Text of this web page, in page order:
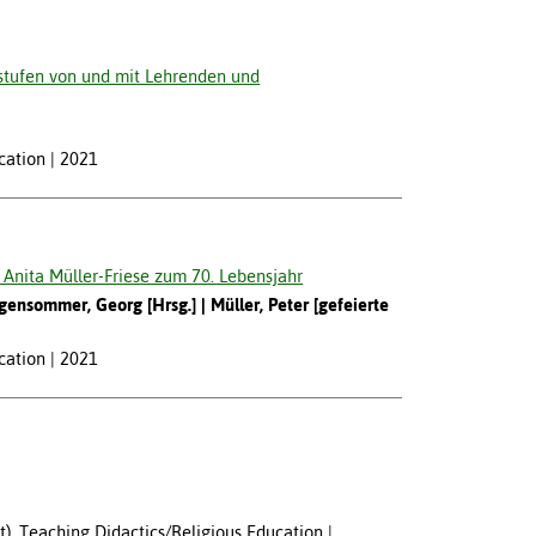
von und mit Lehrenden und
2021
Müller-Friese zum 70. Lebensjahr
Georg [Hrsg.]
Müller, Peter [gefeierte
2021
Teaching Didactics/Religious Education